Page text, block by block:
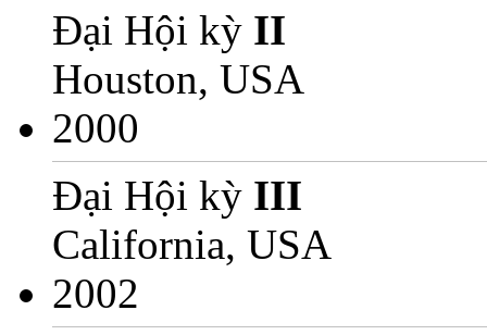
Đại Hội kỳ II
Houston, USA
2000
Đại Hội kỳ III
California, USA
2002